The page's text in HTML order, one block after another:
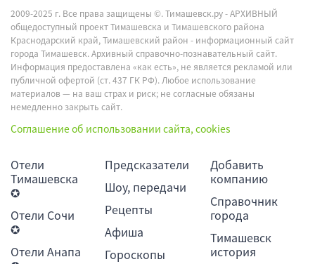
2009-2025 г. Все права защищены ©.Тимашевск.ру - АРХИВНЫЙ
общедоступный проект Тимашевска и Тимашевского района
Краснодарский край, Тимашевский район - информационный сайт
города Тимашевск. Архивный справочно-познавательный сайт.
Информация предоставлена «как есть», не является рекламой или
публичной офертой (ст. 437 ГК РФ). Любое использование
материалов — на ваш страх и риск; не согласные обязаны
немедленно закрыть сайт.
Соглашение об использовании сайта, cookies
Отели
Тимашевска
✪
Отели Сочи
✪
Отели Анапа
Предсказатели
Шоу, передачи
Рецепты
Афиша
Гороскопы
Добавить
компанию
Справочник
города
Тимашевск
история